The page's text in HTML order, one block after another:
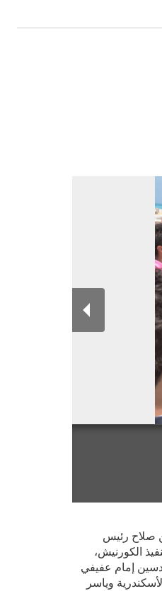
صلاح رئيس
تنفيذ الكورنيش،
إمام عفيفي
وياسر